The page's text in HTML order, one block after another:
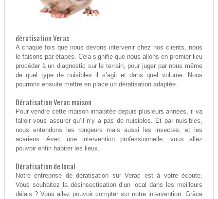
dératisation Verac
A chaque fois que nous devons intervenir chez nos clients, nous
le faisons par étapes. Cela signifie que nous allons en premier lieu
procéder à un diagnostic sur le terrain, pour juger par nous même
de quel type de nuisibles il s’agit et dans quel volume. Nous
pourrons ensuite mettre en place un dératisation adaptée.
Dératisation Verac maison
Pour vendre cette maison inhabitée depuis plusieurs années, il va
falloir vous assurer qu’il n’y a pas de nuisibles. Et par nuisibles,
nous entendons les rongeurs mais aussi les insectes, et les
acariens. Avec une intervention professionnelle, vous allez
pouvoir enfin habiter les lieux.
Dératisation de local
Notre entreprise de dératisation sur Verac est à votre écoute.
Vous souhaitez la désinsectisation d’un local dans les meilleurs
délais ? Vous allez pouvoir compter sur notre intervention. Grâce